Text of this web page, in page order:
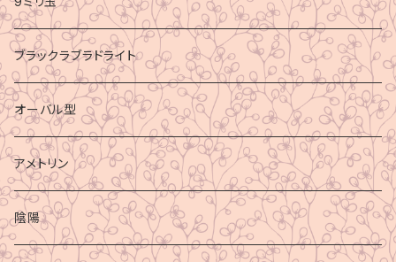
ブラックラブラドライト
オーバル型
アメトリン
陰陽